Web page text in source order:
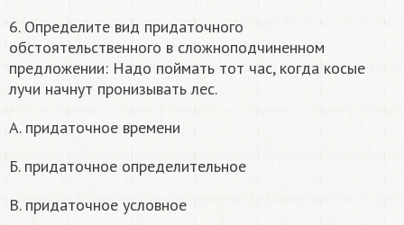
6. Определите вид придаточного
обстоятельственного в сложноподчиненном
предложении: Надо поймать тот час, когда косые
лучи начнут пронизывать лес.
А. придаточное времени
Б. придаточное определительное
В. придаточное условное